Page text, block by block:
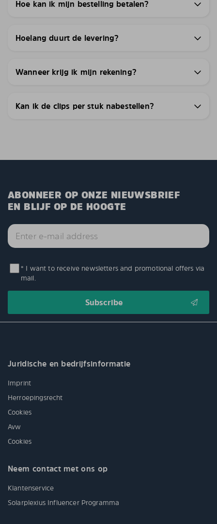
Hoe kan ik mijn bestelling betalen?
Hoelang duurt de levering?
Wanneer krijg ik mijn rekening?
Kan ik de clips per stuk nabestellen?
ABONNEER OP ONZE NIEUWSBRIEF
EN BLIJF OP DE HOOGTE
* I want to receive newsletters and promotional offers via
mail.
Juridische en bedrijfsinformatie
Imprint
Herroepingsrecht
Cookies
Avw
Cookies
Neem contact met ons op
Klantenservice
Solarplexius Influencer Programma